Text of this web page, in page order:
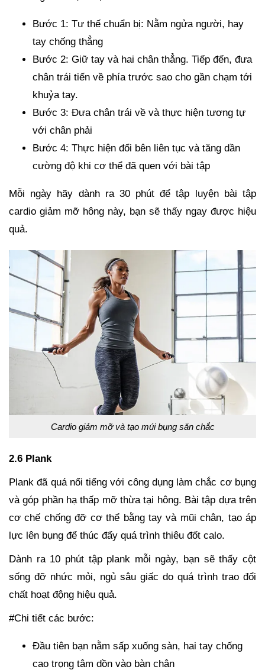
Bước 1: Tư thế chuẩn bị: Nằm ngửa người, hay
tay chống thẳng
Bước 2: Giữ tay và hai chân thẳng. Tiếp đến, đưa
chân trái tiến về phía trước sao cho gần chạm tới
khuỷa tay.
Bước 3: Đưa chân trái về và thực hiện tương tự
với chân phải
Bước 4: Thực hiện đổi bên liên tục và tăng dần
cường độ khi cơ thể đã quen với bài tập
Mỗi ngày hãy dành ra 30 phút để tập luyện bài tập
cardio giảm mỡ hông này, bạn sẽ thấy ngay được hiệu
quả.
Cardio giảm mỡ và tạo múi bụng săn chắc
2.6 Plank
Plank đã quá nổi tiếng với công dụng làm chắc cơ bụng
và góp phần hạ thấp mỡ thừa tại hông. Bài tập dựa trên
cơ chế chống đỡ cơ thể bằng tay và mũi chân, tạo áp
lực lên bụng để thúc đẩy quá trình thiêu đốt calo.
Dành ra 10 phút tập plank mỗi ngày, bạn sẽ thấy cột
sống đỡ nhức mỏi, ngủ sâu giấc do quá trình trao đổi
chất hoạt động hiệu quả.
#Chi tiết các bước:
Đầu tiên bạn nằm sấp xuống sàn, hai tay chống
cao trọng tâm dồn vào bàn chân